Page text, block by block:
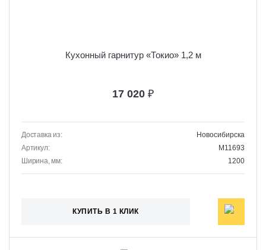
Кухонный гарнитур «Токио» 1,2 м
17 020 ₽
Доставка из:
Новосибирска
Артикул:
M11693
Ширина, мм:
1200
КУПИТЬ В 1 КЛИК